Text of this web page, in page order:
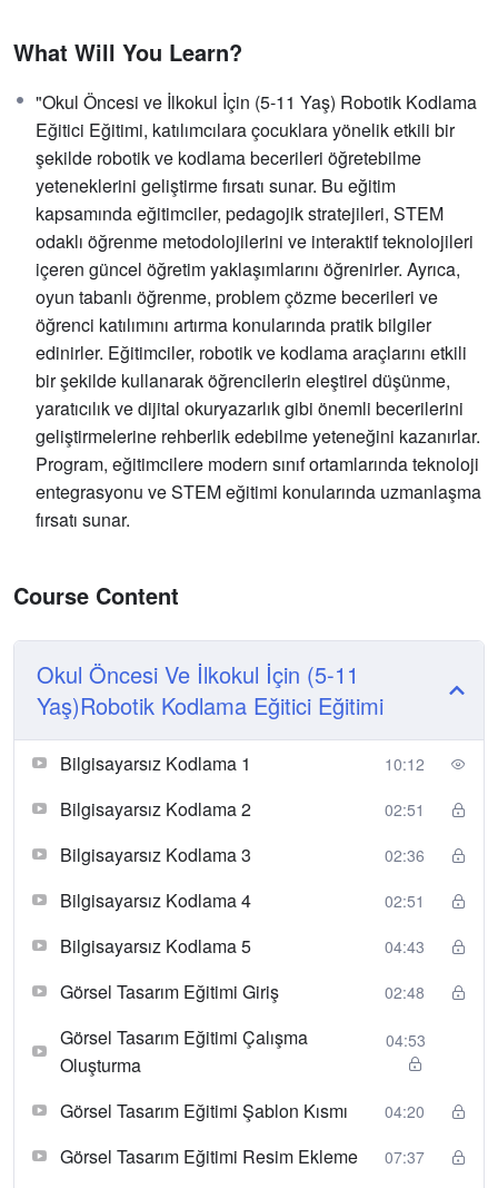
What Will You Learn?
"Okul Öncesi ve İlkokul İçin (5-11 Yaş) Robotik Kodlama
Eğitici Eğitimi, katılımcılara çocuklara yönelik etkili bir
şekilde robotik ve kodlama becerileri öğretebilme
yeteneklerini geliştirme fırsatı sunar. Bu eğitim
kapsamında eğitimciler, pedagojik stratejileri, STEM
odaklı öğrenme metodolojilerini ve interaktif teknolojileri
içeren güncel öğretim yaklaşımlarını öğrenirler. Ayrıca,
oyun tabanlı öğrenme, problem çözme becerileri ve
öğrenci katılımını artırma konularında pratik bilgiler
edinirler. Eğitimciler, robotik ve kodlama araçlarını etkili
bir şekilde kullanarak öğrencilerin eleştirel düşünme,
yaratıcılık ve dijital okuryazarlık gibi önemli becerilerini
geliştirmelerine rehberlik edebilme yeteneğini kazanırlar.
Program, eğitimcilere modern sınıf ortamlarında teknoloji
entegrasyonu ve STEM eğitimi konularında uzmanlaşma
fırsatı sunar.
Course Content
Okul Öncesi Ve İlkokul İçin (5-11
Yaş)Robotik Kodlama Eğitici Eğitimi
Bilgisayarsız Kodlama 1 10:12
Bilgisayarsız Kodlama 2 02:51
Bilgisayarsız Kodlama 3 02:36
Bilgisayarsız Kodlama 4 02:51
Bilgisayarsız Kodlama 5 04:43
Görsel Tasarım Eğitimi Giriş 02:48
Görsel Tasarım Eğitimi Çalışma
Oluşturma
04:53
Görsel Tasarım Eğitimi Şablon Kısmı 04:20
Görsel Tasarım Eğitimi Resim Ekleme 07:37